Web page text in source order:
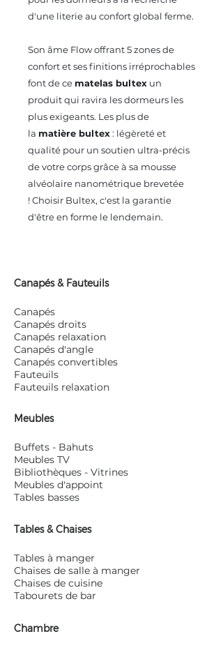
d'une literie au confort global ferme.
Son âme Flow offrant 5 zones de
confort et ses finitions irréprochables
font de ce matelas bultex un
produit qui ravira les dormeurs les
plus exigeants. Les plus de
la matière bultex: légèreté et
qualité pour un soutien ultra-précis
de votre corps grâce à sa mousse
alvéolaire nanométrique brevetée
!Choisir Bultex, c'est la garantie
d'être en forme le lendemain.
Canapés & Fauteuils
Canapés
Canapés droits
Canapés relaxation
Canapés d'angle
Canapés convertibles
Fauteuils
Fauteuils relaxation
Meubles
Buffets - Bahuts
Meubles TV
Bibliothèques - Vitrines
Meubles d'appoint
Tables basses
Tables & Chaises
Tables à manger
Chaises de salle à manger
Chaises de cuisine
Tabourets de bar
Chambre